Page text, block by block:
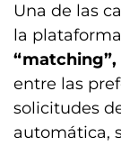
Una de las
la plataforma
“matching”,
entre las
solicitudes
automática,